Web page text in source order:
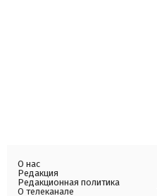
О нас
Редакция
Редакционная политика
О телеканале